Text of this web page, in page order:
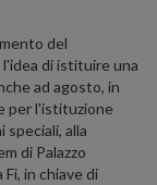
del
di istituire una
ad agosto, in
per l'istituzione
speciali, alla
di Palazzo
Fi, in chiave di